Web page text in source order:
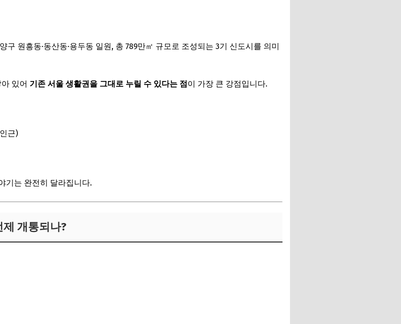
구 원흥동·동산동·용두동 일원, 총 789만㎡ 규모로 조성되는 3기 신도시를 의미
있어 기존 서울 생활권을 그대로 누릴 수 있다는 점 이 가장 큰 강점입니다.
근)
기는 완전히 달라집니다.
제 개통되나?